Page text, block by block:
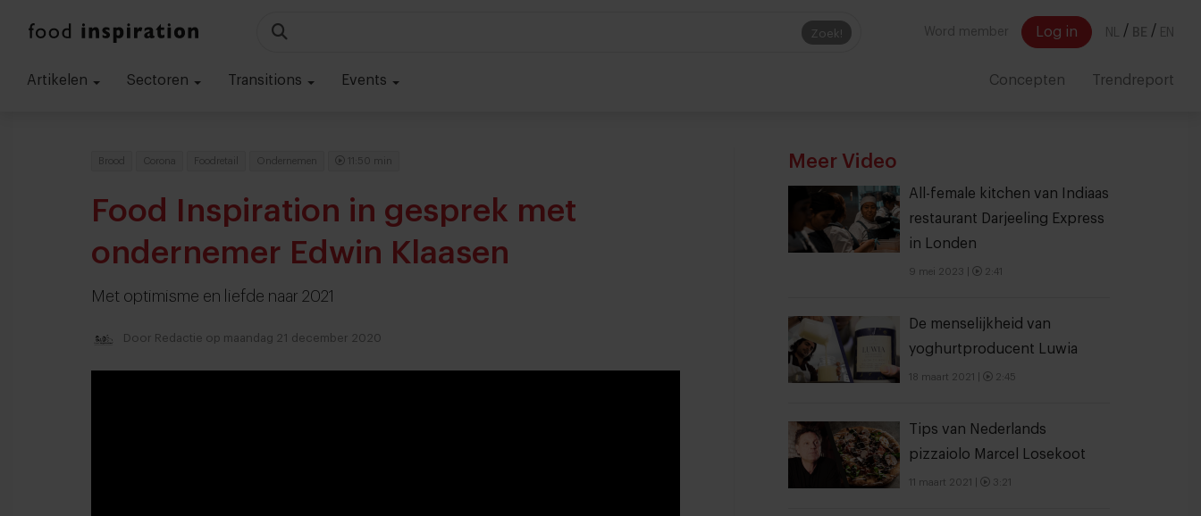
Zoek! Word member Log in NL / BE / EN
Artikelen Sectoren Transitions Events Concepten Trendreport
Brood Corona Foodretail Ondernemen 11:50 min
Food Inspiration in gesprek met
ondernemer Edwin Klaasen
Met optimisme en liefde naar 2021
Door Redactie op maandag 21 december 2020
Meer Video
All-female kitchen van Indiaas
restaurant Darjeeling Express
in Londen
9 mei 2023 2:41
De menselijkheid van
yoghurtproducent Luwia
18 maart 2021 2:45
Tips van Nederlands
pizzaiolo Marcel Losekoot
11 maart 2021 3:21